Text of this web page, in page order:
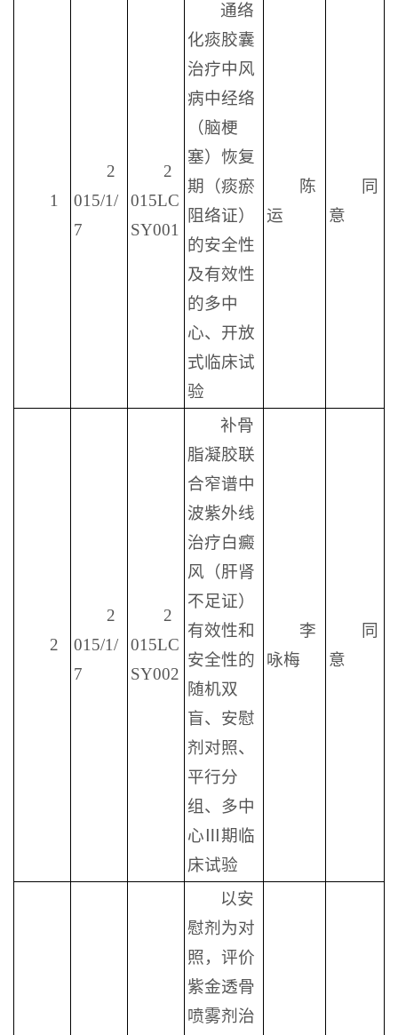
1
2
015/1/
7
2
015LC
SY001
通络
化痰胶囊
治疗中风
病中经络
（脑梗
塞）恢复
期（痰瘀
阻络证）
的安全性
及有效性
的多中
心、开放
式临床试
验
陈
运
同
意
2
2
015/1/
7
2
015LC
SY002
补骨
脂凝胶联
合窄谱中
波紫外线
治疗白癜
风（肝肾
不足证）
有效性和
安全性的
随机双
盲、安慰
剂对照、
平行分
组、多中
心Ⅲ期临
床试验
李
咏梅
同
意
以安
慰剂为对
照，评价
紫金透骨
喷雾剂治